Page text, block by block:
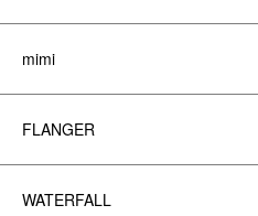
mimi
FLANGER
WATERFALL